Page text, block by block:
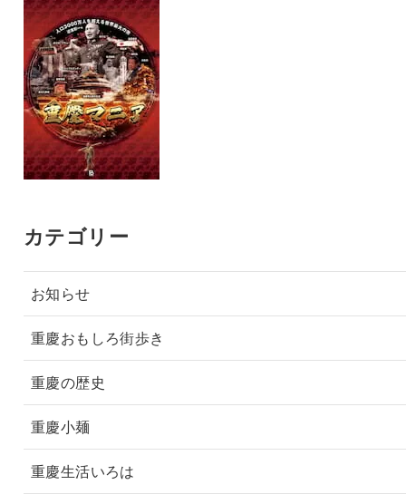
カテゴリー
お知らせ
重慶おもしろ街歩き
重慶の歴史
重慶小麺
重慶生活いろは